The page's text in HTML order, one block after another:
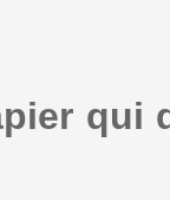
qui